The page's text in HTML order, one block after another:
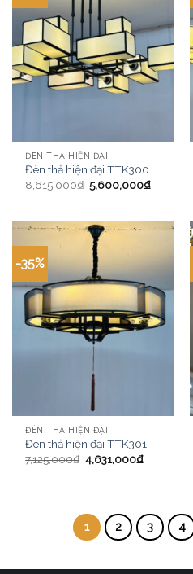
ĐÈN THẢ HIỆN ĐẠI
Đèn thả hiện đại TTK300
8,615,000₫ 5,600,000₫
-35%
ĐÈN THẢ HIỆN ĐẠI
Đèn thả hiện đại TTK301
7,125,000₫ 4,631,000₫
1 2 3 4